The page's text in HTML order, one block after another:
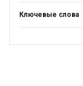
Ключевые слова